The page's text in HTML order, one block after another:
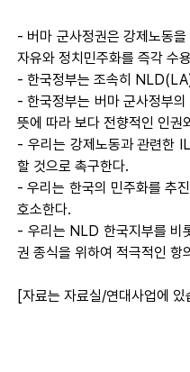
- 버마 군사정권은 강제노동
자유와 정치민주화를 즉각 수
- 한국정부는 조속히
- 한국정부는 버마 군사정부
뜻에 따라 보다 전향적인 인권
- 우리는 강제노동과 관련한
할 것으로 촉구한다.
- 우리는 한국의 민주화를 추
호소한다.
- 우리는 NLD 한국지부를 비
권 종식을 위하여 적극적인 항
[자료는 자료실/연대사업에 있